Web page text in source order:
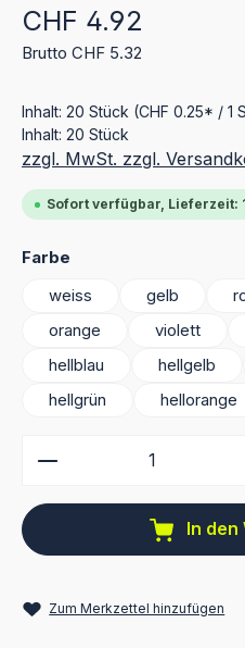
Regulärer Preis:
CHF 4.92
Brutto CHF 5.32
Inhalt: 20 Stück (CHF 0.25* / 1
Inhalt: 20 Stück
zzgl. MwSt. zzgl.
Sofort verfügbar, Lieferzeit:
Farbe
weiss
gelb
orange
violett
hellblau
hellgelb
hellgrün
hellorange
Produkt Anzahl: Gib
In den
Zum Merkzettel hinzufügen